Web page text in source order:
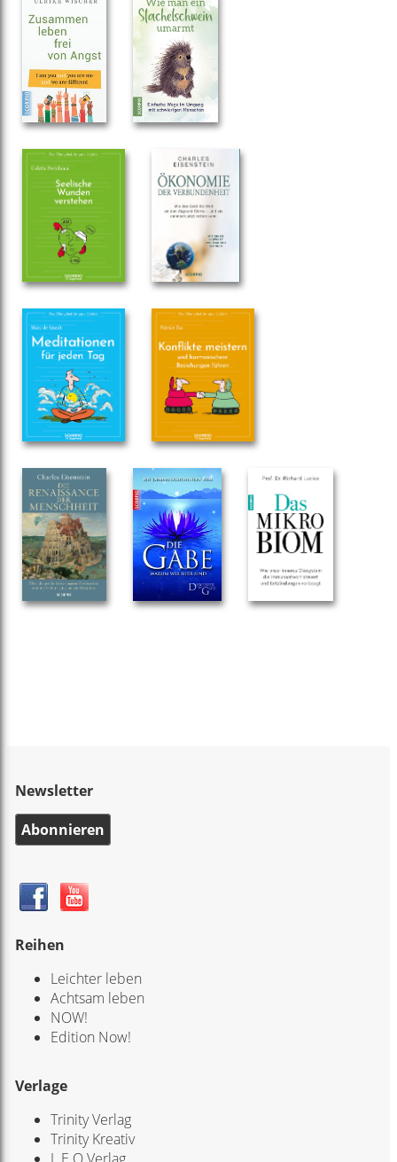
Newsletter
Abonnieren
Reihen
Leichter leben
Achtsam leben
NOW!
Edition Now!
Verlage
Trinity Verlag
Trinity Kreativ